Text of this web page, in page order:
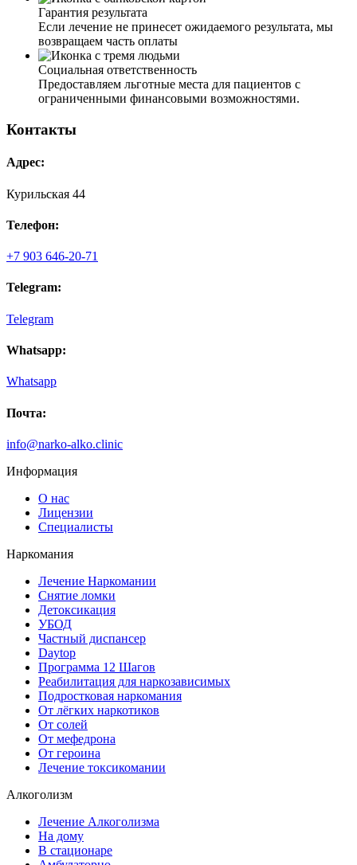
Сам бы наверное так и не решился, но жена настояла
прибегнуть к кодировке. Вызвали нарколога на дом,
какой всё-таки чуткий и умный врач к нам приехал.
Развеял все мои страхи о кодировании. По делу, четко
пожелания. Профессионально и стерильно провел
возможно. Искренне благодарен вашему специалисту.
Гарантия результата
Если лечение не принесет ожидаемого результата, мы
возвращаем часть оплаты
Социальная ответственность
Предоставляем льготные места для пациентов с
ограниченными финансовыми возможностями.
Контакты
Адрес:
Курильская 44
Телефон:
+7 903 646-20-71
Telegram:
Telegram
Whatsapp:
Whatsapp
Почта:
info@narko-alko.clinic
Информация
О нас
Лицензии
Специалисты
Наркомания
Лечение Наркомании
Снятие ломки
Детоксикация
УБОД
Частный диспансер
Daytop
Программа 12 Шагов
Реабилитация для наркозависимых
Подростковая наркомания
От лёгких наркотиков
От солей
От мефедрона
От героина
Лечение токсикомании
Алкоголизм
Лечение Алкоголизма
На дому
В стационаре